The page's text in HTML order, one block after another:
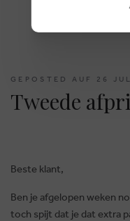
GEPOSTED AUF 26
Tweede
Beste klant,
Ben je afgelopen weken
toch spijt dat je dat extra